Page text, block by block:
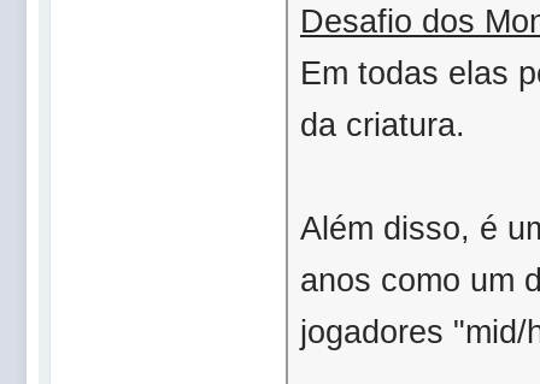
Desafio dos
Em todas elas
da criatura.
Além disso, é
anos como um
jogadores "mid/